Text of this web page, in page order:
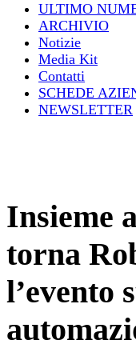
ULTIMO
ARCHIVIO
Notizie
Media Kit
Contatti
SCHEDE
NEWSLETTER
Insieme
torna
l’evento